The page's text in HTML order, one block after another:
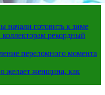
готовить к зиме
рекордный
переломного момента
желает женщина, как